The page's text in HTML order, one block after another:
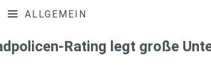
ALLGEMEIN
Rating legt große